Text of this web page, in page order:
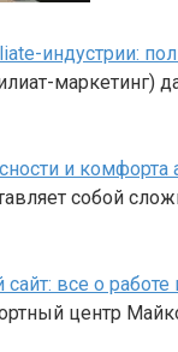
индустрии:
маркетинг)
и комфорта
собой
все о работе
центр